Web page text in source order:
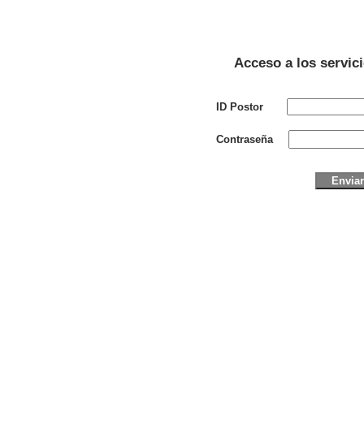
Acceso a los
ID Postor
Contraseña